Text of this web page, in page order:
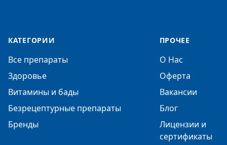
КАТЕГОРИИ
Все препараты
Здоровье
Витамины и бады
Безрецептурные препараты
Бренды
ПРОЧЕЕ
О Нас
Оферта
Вакансии
Блог
Лицензии и
сертификаты